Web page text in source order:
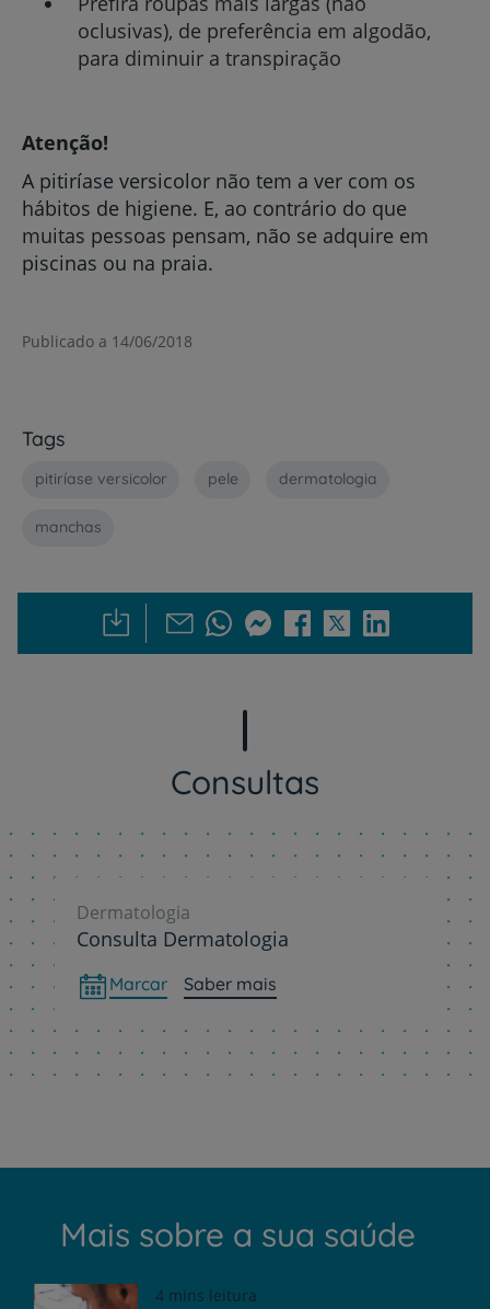
oclusivas), de preferência em algodão,
para diminuir a transpiração
Atenção!
A pitiríase versicolor não tem a ver com os
hábitos de higiene. E, ao contrário do que
muitas pessoas pensam, não se adquire em
piscinas ou na praia.
Publicado a 14/06/2018
Tags
pitiríase versicolor pele dermatologia
manchas
Consultas
Dermatologia
Consulta Dermatologia
Marcar Saber mais
Mais sobre a sua saúde
4 mins leitura